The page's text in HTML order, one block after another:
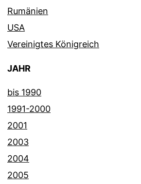
Rumänien
USA
Vereinigtes Königreich
JAHR
bis 1990
1991-2000
2001
2003
2004
2005